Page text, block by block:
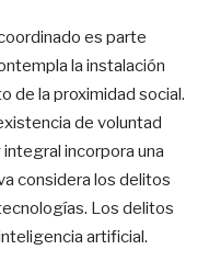
es parte
la instalación
de la proximidad social.
de voluntad
incorpora una
considera los delitos
Los delitos
artificial.